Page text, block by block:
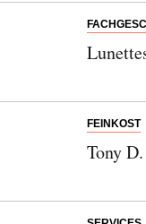
FEINKOST
Tony